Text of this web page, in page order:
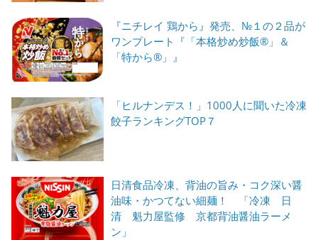
『ニチレイ 鶏から』発売、№１の２品が
ワンプレート『「本格炒め炒飯®」＆
「特から®」』
「ヒルナンデス！」1000人に聞いた冷凍
餃子ランキングTOP７
日清食品冷凍、背油の旨み・コク深い醤
油味・かつてない細麺！ 「冷凍 日
清 魁力屋監修 京都背油醤油ラーメ
ン」